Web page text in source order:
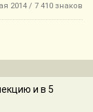
2014 / 7 410 знаков
и в 5